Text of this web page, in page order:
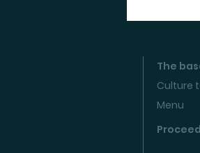
The
Culture
Menu